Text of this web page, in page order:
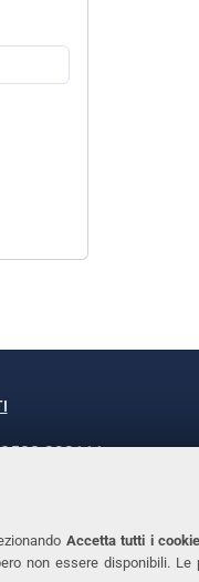
Accetta tutti i cookie
non essere disponibili.
293111